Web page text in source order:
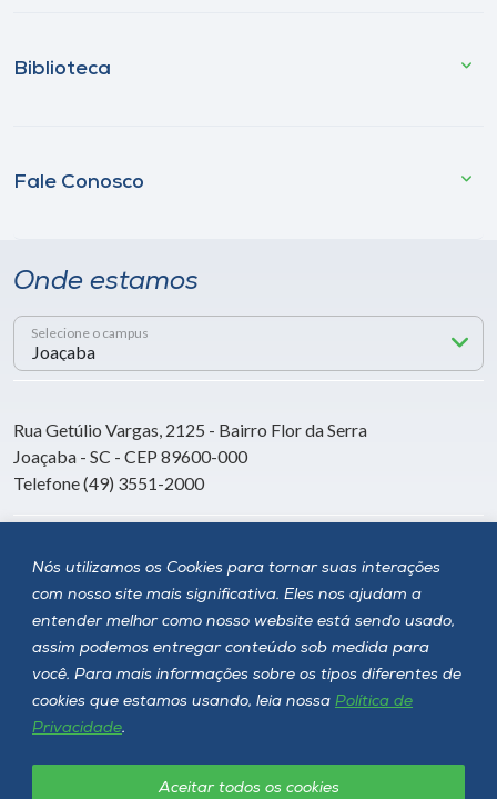
Nós utilizamos os Cookies para tornar suas interações
com nosso site mais significativa. Eles nos ajudam a
entender melhor como nosso website está sendo usado,
assim podemos entregar conteúdo sob medida para
você. Para mais informações sobre os tipos diferentes de
cookies que estamos usando, leia nossa Política de
Privacidade.
Aceitar todos os cookies
Biblioteca
Fale Conosco
Onde estamos
Selecione o campus
Rua Getúlio Vargas, 2125 - Bairro Flor da Serra
Joaçaba - SC - CEP 89600-000
Telefone (49) 3551-2000
Siga a Unoesc